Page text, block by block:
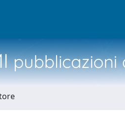
pubblicazioni